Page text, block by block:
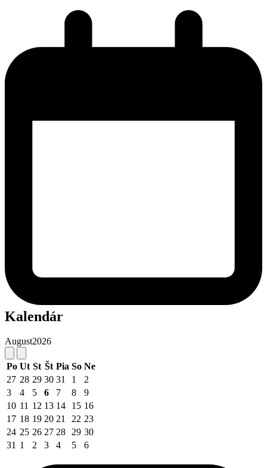
Kalendár
August2026
Po Ut St Št Pia So Ne
27 28 29 30 31 1
2
3
4 5 6 7 8
9
10 11 12 13 14 15 16
17 18 19 20 21 22 23
24 25 26 27 28 29 30
31 1 2 3 4 5 6